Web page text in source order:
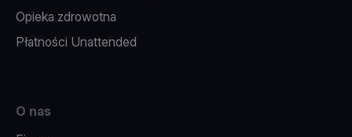
Opieka zdrowotna
Płatności Unattended
O nas